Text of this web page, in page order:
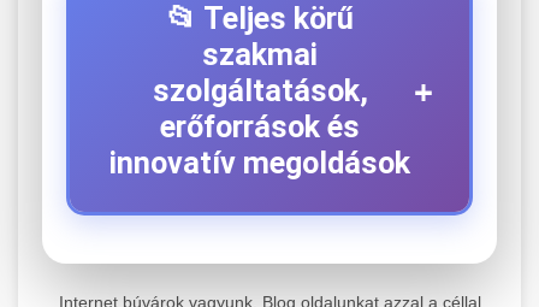
📂 Teljes körű
szakmai
szolgáltatások,
erőforrások és
innovatív megoldások
+
+
Internet búvárok vagyunk. Blog oldalunkat azzal a céllal